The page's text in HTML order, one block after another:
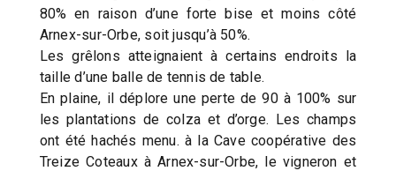
80% en raison d’une forte bise et moins côté
Arnex-sur-Orbe, soit jusqu’à 50%.
Les grêlons atteignaient à certains endroits la
taille d’une balle de tennis de table.
En plaine, il déplore une perte de 90 à 100% sur
les plantations de colza et d’orge. Les champs
ont été hachés menu. à la Cave coopérative des
Treize Coteaux à Arnex-sur-Orbe, le vigneron et